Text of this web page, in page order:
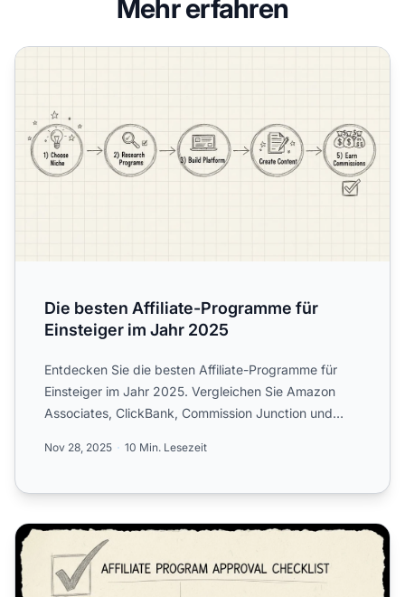
Mehr erfahren
Die besten Affiliate-Programme für Einsteiger im Jahr
Die besten Affiliate-Programme für
Einsteiger im Jahr 2025
Entdecken Sie die besten Affiliate-Programme für
Einsteiger im Jahr 2025. Vergleichen Sie Amazon
Associates, ClickBank, Commission Junction und
Nov 28, 2025 10 Min. Lesezeit
Wie wird man für ein Affiliate-Programm freigeschaltet?